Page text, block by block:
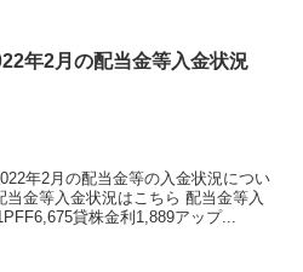
年2月の配当金等入金状況
年2月の配当金等の入金状況につい
金等入金状況はこちら 配当金等入
貸株金利1,889アップ...